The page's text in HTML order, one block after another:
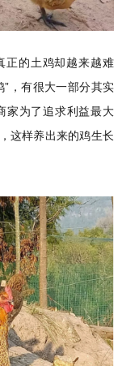
正的土鸡却越来越难
，有很大一部分其实
家为了追求利益最大
这样养出来的鸡生长